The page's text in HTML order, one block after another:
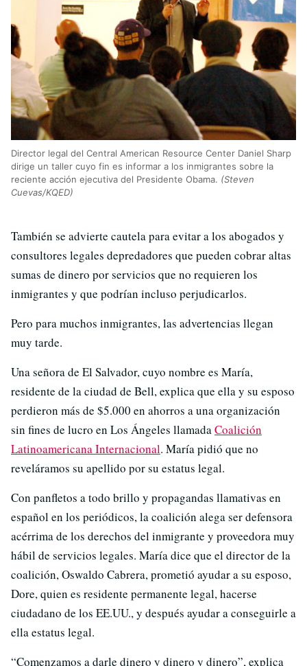
Director legal del Central American Resource Center Daniel Sharp
dirige un taller cuyo fin es informar a los inmigrantes sobre la
reciente acción ejecutiva del Presidente Obama. (Steven
Cuevas/KQED)
También se advierte cautela para evitar a los abogados y
consultores legales depredadores que pueden cobrar altas
sumas de dinero por servicios que no requieren los
inmigrantes y que podrían incluso perjudicarlos.
Pero para muchos inmigrantes, las advertencias llegan
muy tarde.
Una señora de El Salvador, cuyo nombre es María,
residente de la ciudad de Bell, explica que ella y su esposo
perdieron más de $5.000 en ahorros a una organización
sin fines de lucro en Los Ángeles llamada Coalición
Latinoamericana Internacional. María pidió que no
reveláramos su apellido por su estatus legal.
Con panfletos a todo brillo y propagandas llamativas en
español en los periódicos, la coalición alega ser defensora
acérrima de los derechos del inmigrante y proveedora muy
hábil de servicios legales. María dice que el director de la
coalición, Oswaldo Cabrera, prometió ayudar a su esposo,
Dore, quien es residente permanente legal, hacerse
ciudadano de los EE.UU., y después ayudar a conseguirle a
ella estatus legal.
“Comenzamos a darle dinero y dinero y dinero”, explica